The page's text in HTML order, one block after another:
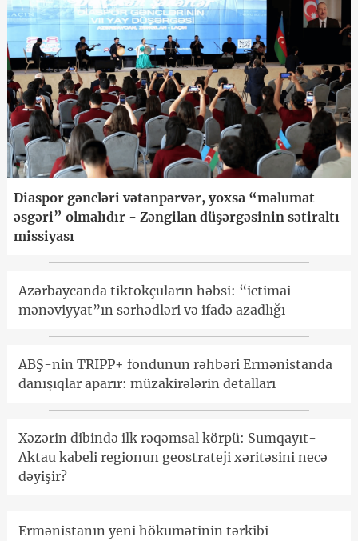
Diaspor gəncləri vətənpərvər, yoxsa “məlumat
əsgəri” olmalıdır - Zəngilan düşərgəsinin sətiraltı
missiyası
Azərbaycanda tiktokçuların həbsi: “ictimai
mənəviyyat”ın sərhədləri və ifadə azadlığı
ABŞ-nin TRIPP+ fondunun rəhbəri Ermənistanda
danışıqlar aparır: müzakirələrin detalları
Xəzərin dibində ilk rəqəmsal körpü: Sumqayıt-
Aktau kabeli regionun geostrateji xəritəsini necə
dəyişir?
Ermənistanın yeni hökumətinin tərkibi